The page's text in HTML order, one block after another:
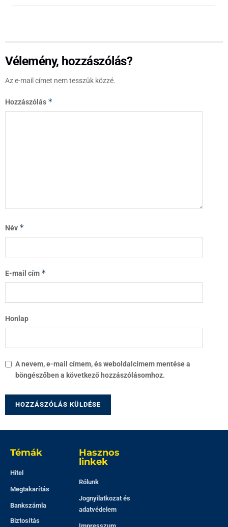
Vélemény, hozzászólás?
Az e-mail címet nem tesszük közzé.
Hozzászólás *
Név *
E-mail cím *
Honlap
A nevem, e-mail címem, és weboldalcímem mentése a
böngészőben a következő hozzászólásomhoz.
Témák
Hitel
Megtakarítás
Bankszámla
Biztosítás
Hasznos
linkek
Rólunk
Jognyilatkozat és
adatvédelem